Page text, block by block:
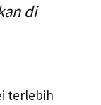
di
terlebih